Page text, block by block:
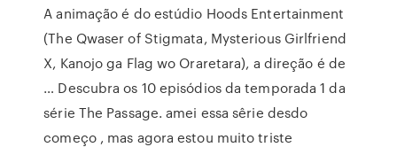
A animação é do estúdio Hoods Entertainment
(The Qwaser of Stigmata, Mysterious Girlfriend
X, Kanojo ga Flag wo Oraretara), a direção é de
… Descubra os 10 episódios da temporada 1 da
série The Passage. amei essa sêrie desdo
começo , mas agora estou muito triste